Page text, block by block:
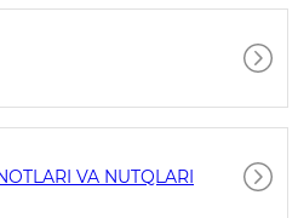
VA NUTQLARI